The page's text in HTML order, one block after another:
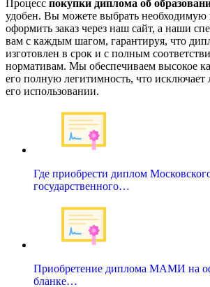
Процесс покупки диплома об
удобен. Вы можете выбрать необходимую
оформить заказ через наш сайт, а наши
вам с каждым шагом, гарантируя, что
изготовлен в срок и с полным
нормативам. Мы обеспечиваем высокое
его полную легитимность, что
его использовании.
Где приобрести диплом
государственного…
Приобретение диплома МАМИ на
бланке…